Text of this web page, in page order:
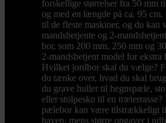
forskellige størrelser fra 50 mm
og med en længde på ca. 95
til de fleste maskiner, og du kan
mandsbetjente og 2-
bor, som 200 mm, 250 mm og
2-mandsbetjent model for
Hvilket jordbor skal du vælge?
du tænke over, hvad du skal
du grave huller til hegnspæle,
eller stolpesko til en træterrasse?
pælebor kan være tilstrækkeligt
haven, mens større opgaver i